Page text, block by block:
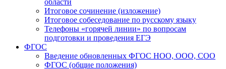
области
Итоговое сочинение (изложение)
Итоговое собеседование по русскому языку
Телефоны «горячей линии» по вопросам
подготовки и проведения ЕГЭ
ФГОС
Введение обновленных ФГОС НОО, ООО, СОО
ФГОС (общие положения)